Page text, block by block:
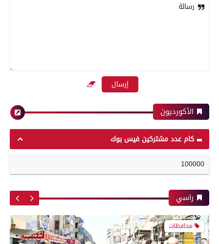
بعدسة الخبر المصري | شاهد أبرز لقطات مباراة
الزمالك وسموحة فى الدورى
رياضة
أبرز لقطات الشوط الأول لمباراة الزمالك وسموحه
فى الدورى
معرض صور
رسالة
الأكورديون
كام عدد مشتركين فيس بوك
100000
راسي
محافظات
محافظ الفيوم يقوم بجولة ميدانية موسعة
بسنورس لمتابعة حالة النظافة ورفع الإشغالات
ومستوى الخدمات العامة المقدمة للمواطنين
محافظات